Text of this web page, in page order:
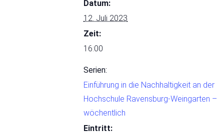
Datum:
12. Juli 2023
Zeit:
16:00
Serien:
Einführung in die Nachhaltigkeit an der
Hochschule Ravensburg-Weingarten –
wöchentlich
Eintritt: